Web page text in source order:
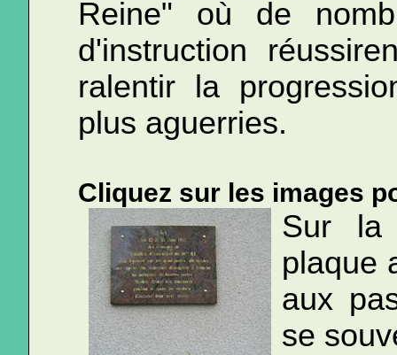
Reine" où de
d'instruction
ralentir la
plus aguerries.
Cliquez sur les images
Sur la
plaque
aux
se